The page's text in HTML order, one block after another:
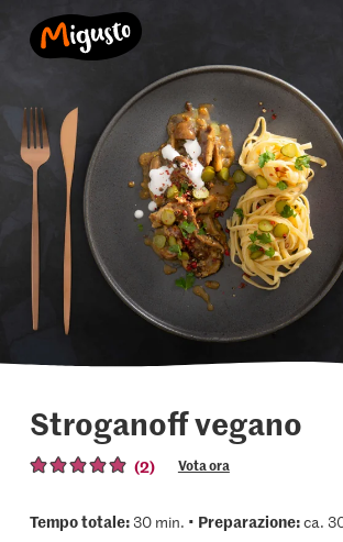
Stroganoff vegano
(2) Vota ora
Tempo totale:30 min. • Preparazione:ca.